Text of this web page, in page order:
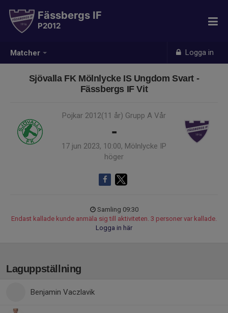
Matcher Logga in
Fässbergs IF
P2012
Sjövalla FK Mölnlycke IS Ungdom Svart -
Fässbergs IF Vit
Pojkar 2012(11 år) Grupp A Vår
-
17 jun 2023, 10:00, Mölnlycke IP
höger
Samling 09:30
Endast kallade kunde anmäla sig till aktiviteten. 3 personer var kallade.
Logga in här
Laguppställning
Benjamin Vaczlavik